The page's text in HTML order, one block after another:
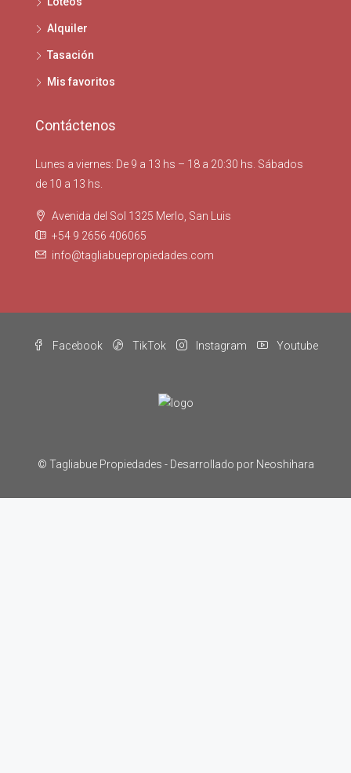
Alquiler
Tasación
Mis favoritos
Contáctenos
Lunes a viernes: De 9 a 13 hs – 18 a 20:30 hs. Sábados
de 10 a 13 hs.
Avenida del Sol 1325 Merlo, San Luis
+54 9 2656 406065
info@tagliabuepropiedades.com
Facebook TikTok Instagram Youtube
© Tagliabue Propiedades - Desarrollado por Neoshihara